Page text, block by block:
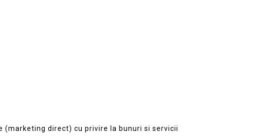
direct) cu privire la bunuri si servicii